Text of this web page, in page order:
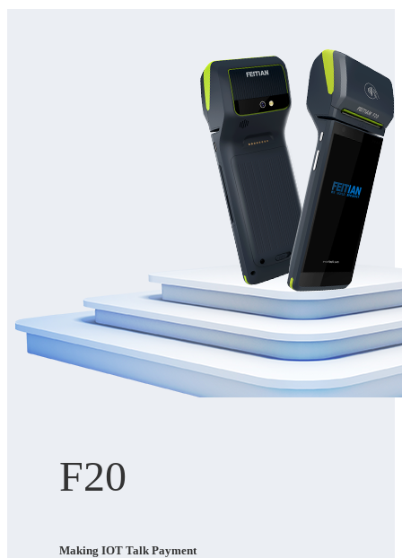
F20
Making IOT Talk Payment